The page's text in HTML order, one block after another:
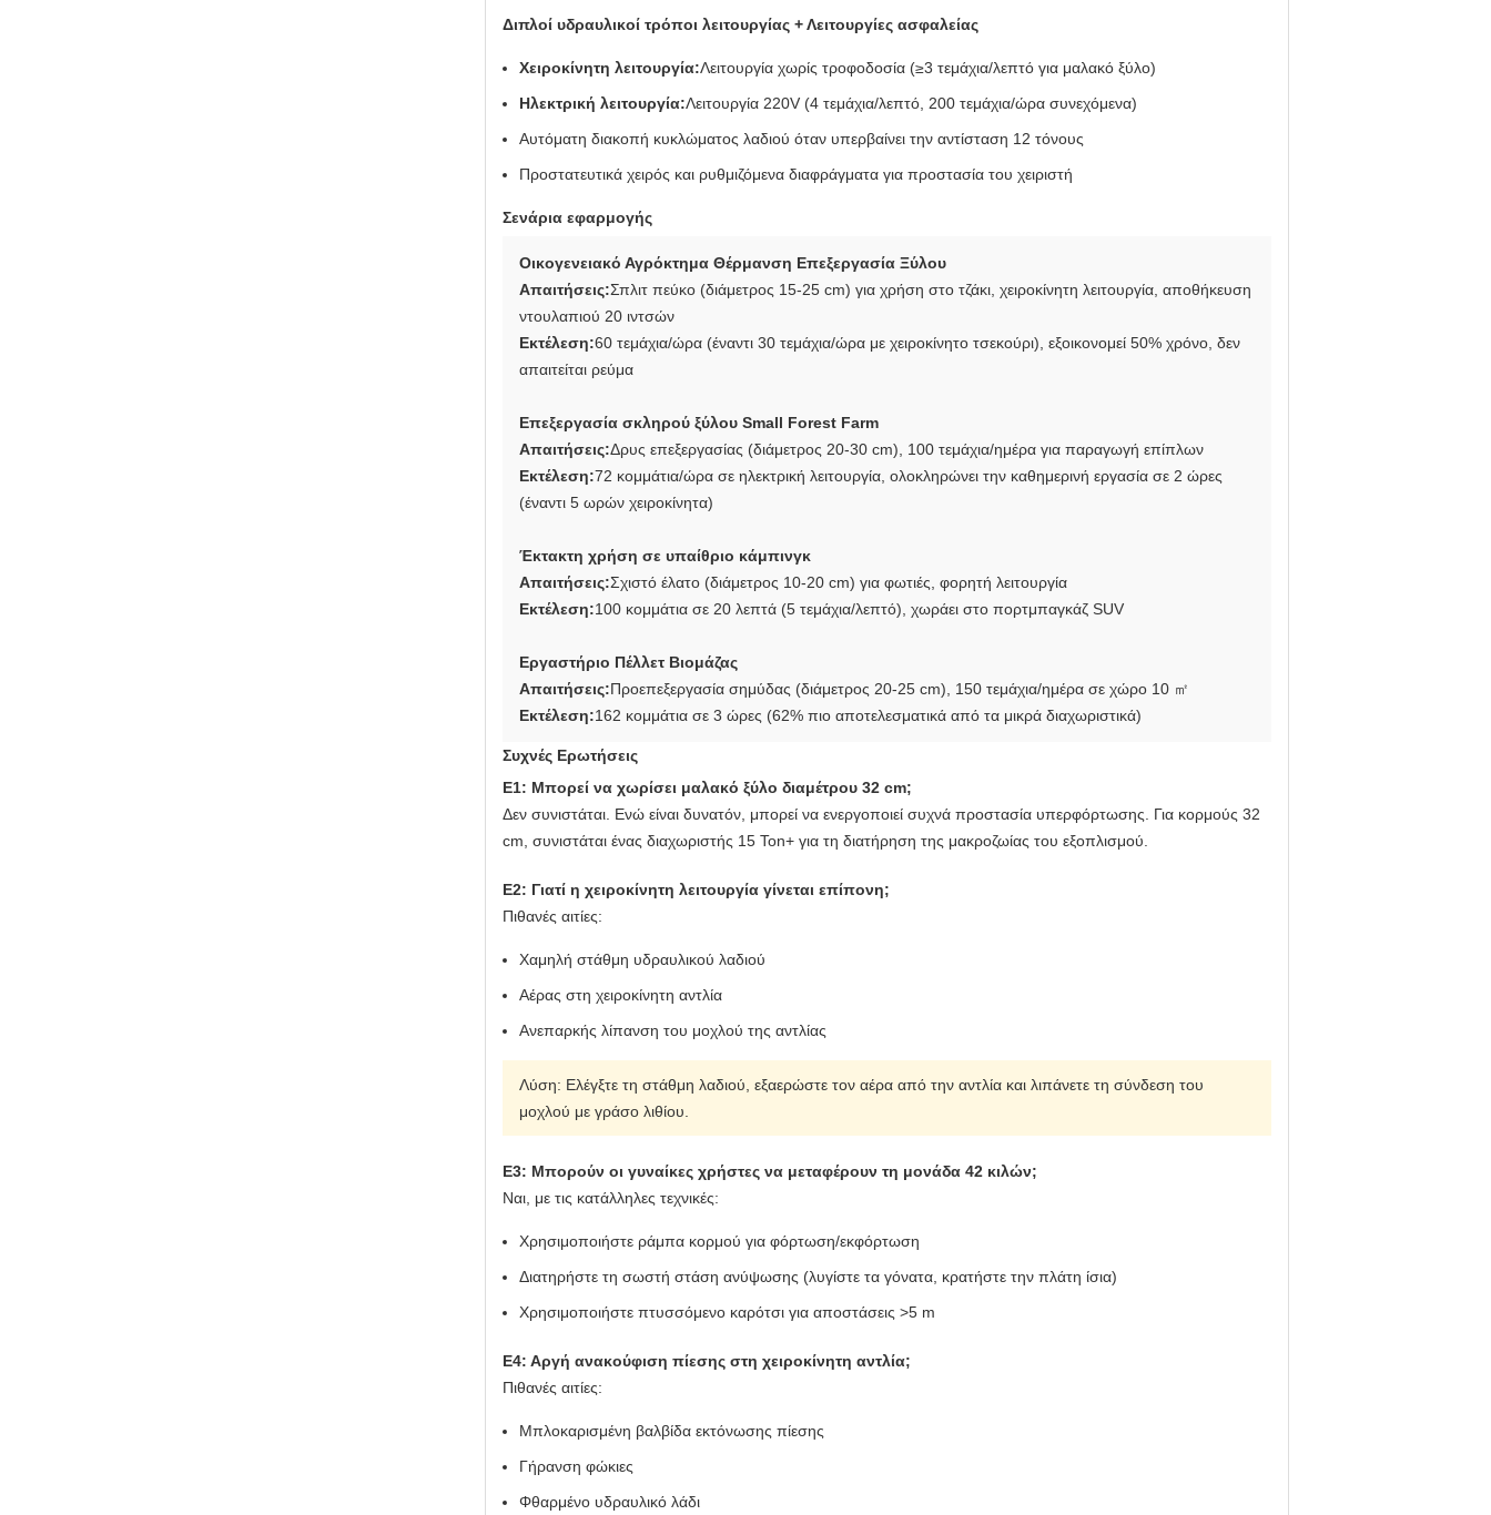
Διπλοί υδραυλικοί τρόποι λειτουργίας + Λειτουργίες ασφαλείας
Χειροκίνητη λειτουργία:Λειτουργία χωρίς τροφοδοσία (≥3 τεμάχια/λεπτό για μαλακό ξύλο)
Ηλεκτρική λειτουργία:Λειτουργία 220V (4 τεμάχια/λεπτό, 200 τεμάχια/ώρα συνεχόμενα)
Αυτόματη διακοπή κυκλώματος λαδιού όταν υπερβαίνει την αντίσταση 12 τόνους
Προστατευτικά χειρός και ρυθμιζόμενα διαφράγματα για προστασία του χειριστή
Σενάρια εφαρμογής
Οικογενειακό Αγρόκτημα Θέρμανση Επεξεργασία Ξύλου
Απαιτήσεις:Σπλιτ πεύκο (διάμετρος 15-25 cm) για χρήση στο τζάκι, χειροκίνητη λειτουργία, αποθήκευση
ντουλαπιού 20 ιντσών
Εκτέλεση:60 τεμάχια/ώρα (έναντι 30 τεμάχια/ώρα με χειροκίνητο τσεκούρι), εξοικονομεί 50% χρόνο, δεν
απαιτείται ρεύμα
Επεξεργασία σκληρού ξύλου Small Forest Farm
Απαιτήσεις:Δρυς επεξεργασίας (διάμετρος 20-30 cm), 100 τεμάχια/ημέρα για παραγωγή επίπλων
Εκτέλεση:72 κομμάτια/ώρα σε ηλεκτρική λειτουργία, ολοκληρώνει την καθημερινή εργασία σε 2 ώρες
(έναντι 5 ωρών χειροκίνητα)
Έκτακτη χρήση σε υπαίθριο κάμπινγκ
Απαιτήσεις:Σχιστό έλατο (διάμετρος 10-20 cm) για φωτιές, φορητή λειτουργία
Εκτέλεση:100 κομμάτια σε 20 λεπτά (5 τεμάχια/λεπτό), χωράει στο πορτμπαγκάζ SUV
Εργαστήριο Πέλλετ Βιομάζας
Απαιτήσεις:Προεπεξεργασία σημύδας (διάμετρος 20-25 cm), 150 τεμάχια/ημέρα σε χώρο 10 ㎡
Εκτέλεση:162 κομμάτια σε 3 ώρες (62% πιο αποτελεσματικά από τα μικρά διαχωριστικά)
Συχνές Ερωτήσεις
Ε1: Μπορεί να χωρίσει μαλακό ξύλο διαμέτρου 32 cm;
Δεν συνιστάται. Ενώ είναι δυνατόν, μπορεί να ενεργοποιεί συχνά προστασία υπερφόρτωσης. Για κορμούς 32
cm, συνιστάται ένας διαχωριστής 15 Ton+ για τη διατήρηση της μακροζωίας του εξοπλισμού.
Ε2: Γιατί η χειροκίνητη λειτουργία γίνεται επίπονη;
Πιθανές αιτίες:
Χαμηλή στάθμη υδραυλικού λαδιού
Αέρας στη χειροκίνητη αντλία
Ανεπαρκής λίπανση του μοχλού της αντλίας
Λύση: Ελέγξτε τη στάθμη λαδιού, εξαερώστε τον αέρα από την αντλία και λιπάνετε τη σύνδεση του
μοχλού με γράσο λιθίου.
Ε3: Μπορούν οι γυναίκες χρήστες να μεταφέρουν τη μονάδα 42 κιλών;
Ναι, με τις κατάλληλες τεχνικές:
Χρησιμοποιήστε ράμπα κορμού για φόρτωση/εκφόρτωση
Διατηρήστε τη σωστή στάση ανύψωσης (λυγίστε τα γόνατα, κρατήστε την πλάτη ίσια)
Χρησιμοποιήστε πτυσσόμενο καρότσι για αποστάσεις >5 m
Ε4: Αργή ανακούφιση πίεσης στη χειροκίνητη αντλία;
Πιθανές αιτίες:
Μπλοκαρισμένη βαλβίδα εκτόνωσης πίεσης
Γήρανση φώκιες
Φθαρμένο υδραυλικό λάδι